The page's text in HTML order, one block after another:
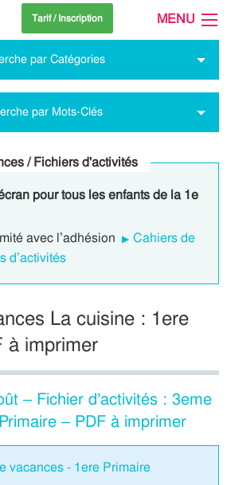
Tarif / Inscription MENU
par Catégories
par Mots-Clés
/ Fichiers d'activités
pour tous les enfants de la 1e
avec l’adhésion
Cahiers de
d’activités
La cuisine : 1ere
à imprimer
– Fichier d’activités : 3eme
– PDF à imprimer
vacances - 1ere Primaire